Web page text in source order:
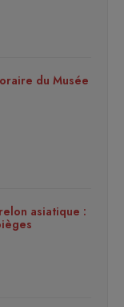
du Musée
asiatique :